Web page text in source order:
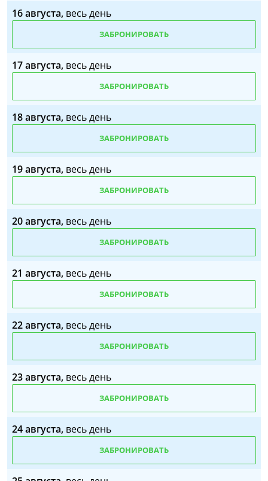
16 августа, весь день
ЗАБРОНИРОВАТЬ
17 августа, весь день
ЗАБРОНИРОВАТЬ
18 августа, весь день
ЗАБРОНИРОВАТЬ
19 августа, весь день
ЗАБРОНИРОВАТЬ
20 августа, весь день
ЗАБРОНИРОВАТЬ
21 августа, весь день
ЗАБРОНИРОВАТЬ
22 августа, весь день
ЗАБРОНИРОВАТЬ
23 августа, весь день
ЗАБРОНИРОВАТЬ
24 августа, весь день
ЗАБРОНИРОВАТЬ